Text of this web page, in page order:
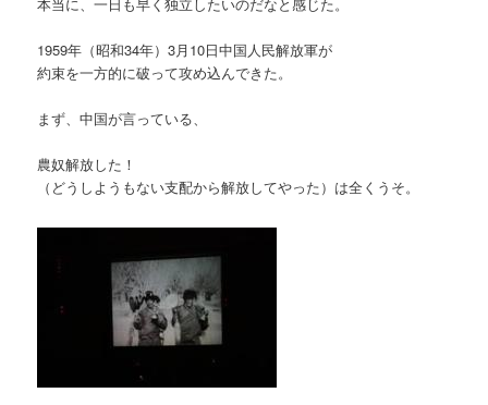
1959年（昭和34年）3月10日中国人民解放軍が
約束を一方的に破って攻め込んできた。
まず、中国が言っている、
農奴解放した！
（どうしようもない支配から解放してやった）は全くうそ。